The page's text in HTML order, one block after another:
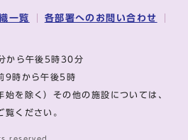
一覧 各部署へのお問い合わせ
から午後5時30分
9時から午後5時
始を除く）その他の施設については、
覧ください。